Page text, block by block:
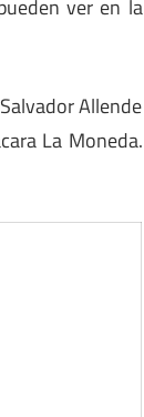
ver en la
Allende
La Moneda.